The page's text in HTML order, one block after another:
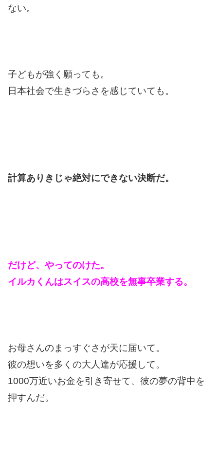
ない。
子どもが強く願っても。
日本社会で生きづらさを感じていても。
計算ありきじゃ絶対にできない決断だ。
だけど、やってのけた。
イルカくんはスイスの高校を無事卒業する。
お母さんのまっすぐさが天に届いて。
彼の想いを多くの大人達が応援して。
1000万近いお金を引き寄せて、彼の夢の背中を
押すんだ。